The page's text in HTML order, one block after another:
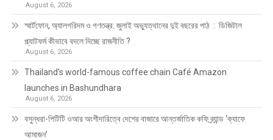
August 6, 2026
স্মার্টফোন, অ্যালগরিদম ও গণতন্ত্র: জুলাই অভ্যুত্থানের দুই বছরের পাঠ : ডিজিটাল
প্ল্যাটফর্ম কীভাবে বদলে দিচ্ছে রাজনীতি ?
August 6, 2026
Thailand’s world-famous coffee chain Café Amazon
launches in Bashundhara
August 6, 2026
বসুন্ধরা-পিটিটি ওআর অংশীদারিত্বে দেশের বাজারে আন্তর্জাতিক কফি ব্র্যান্ড ‘ক্যাফে
আমাজন’